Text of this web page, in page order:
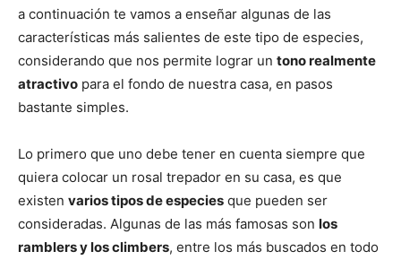
a continuación te vamos a enseñar algunas de las
características más salientes de este tipo de especies,
considerando que nos permite lograr un tono realmente
atractivo para el fondo de nuestra casa, en pasos
bastante simples.
Lo primero que uno debe tener en cuenta siempre que
quiera colocar un rosal trepador en su casa, es que
existen varios tipos de especies que pueden ser
consideradas. Algunas de las más famosas son los
ramblers y los climbers, entre los más buscados en todo